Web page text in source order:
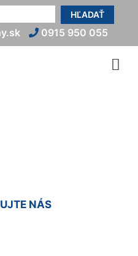
HĽADAŤ
0915 950 055
NÁS